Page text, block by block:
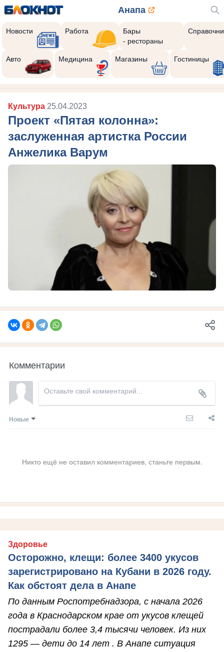
Анапа
Новости Работа
Бары
- рестораны
Авто Медицина Магазины Гостиницы
Культура 25.04.2023
Проект «Пятая колонна»:
заслуженная артистка России
Анжелика Варум
Комментарии
Новые
Никто ещё не оставил комментариев, станьте первым.
Здоровье
Осторожно, клещи: более 3400 укусов
зарегистрировано на Кубани в 2026 году.
Как обстоят дела в Анапе
По данным Роспотребнадзора, с начала 2026
года в Краснодарском крае от укусов клещей
пострадали более 3,4 тысячи человек. Из них
1295 — дети до 14 лет . В Анапе ситуация